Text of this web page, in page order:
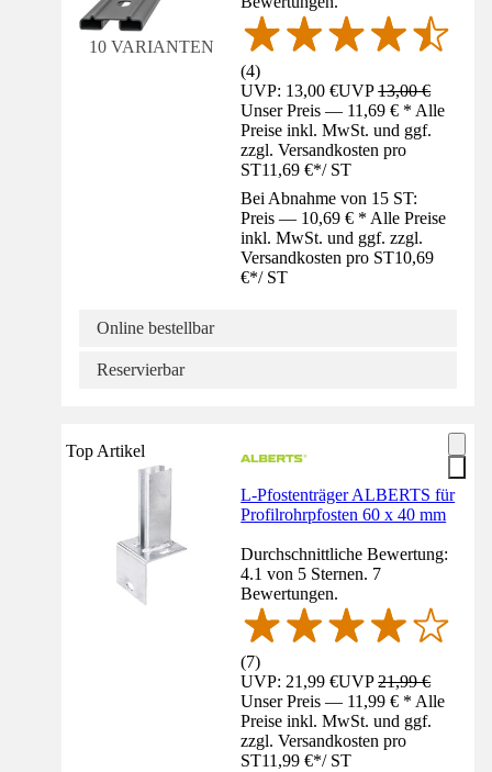
10 VARIANTEN
(4)
UVP: 13,00 €UVP13,00 €
Unser Preis — 11,69 € * Alle
Preise inkl. MwSt. und ggf.
zzgl. Versandkosten pro
ST11,69 €*/ ST
Bei Abnahme von 15 ST:
Preis — 10,69 € * Alle Preise
inkl. MwSt. und ggf. zzgl.
Versandkosten pro ST10,69
€*/ ST
Online bestellbar
Reservierbar
Top Artikel
L-Pfostenträger ALBERTS für
Profilrohrpfosten 60 x 40 mm
Durchschnittliche Bewertung:
4.1 von 5 Sternen. 7
Bewertungen.
(7)
UVP: 21,99 €UVP21,99 €
Unser Preis — 11,99 € * Alle
Preise inkl. MwSt. und ggf.
zzgl. Versandkosten pro
ST11,99 €*/ ST